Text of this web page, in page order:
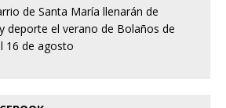
de Santa María llenarán de
deporte el verano de Bolaños de
16 de agosto